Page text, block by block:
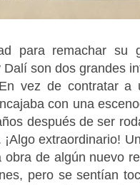
para remachar su
son dos grandes
vez de contratar
con una
después de ser
extraordinario!
de algún nuevo
pero se sentían